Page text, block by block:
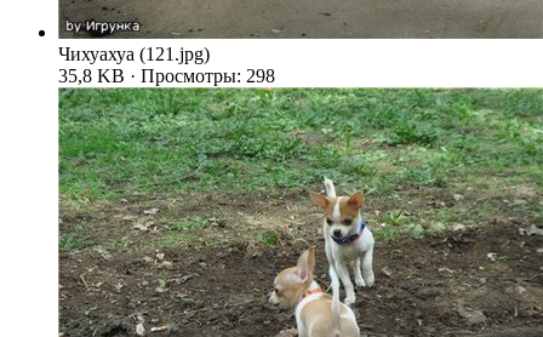
Чихуахуа (121.jpg)
35,8 KB · Просмотры: 298